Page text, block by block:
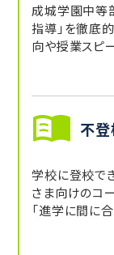
成城学園中等
指導」を徹底
向や授業スピ
不登
学校に登校で
さま向けのコ
「進学に間に
ひお問い合わ
リキュラム